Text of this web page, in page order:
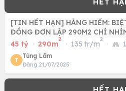
[TIN HẾT HẠN] HÀNG HIẾM:
ĐỒNG ĐƠN LẬP 290M2 CHỈ
45 tỷ · 290m
2
· 135 tr/m
2
·
T
Tùng Lâm
Đăng 21/07/2025